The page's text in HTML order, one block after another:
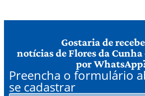
Gostaria de
notícias de Flores da Cunha
por
Preencha o formulário
se cadastrar